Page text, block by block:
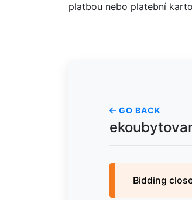
platbou nebo platební
GO BACK
Bidding